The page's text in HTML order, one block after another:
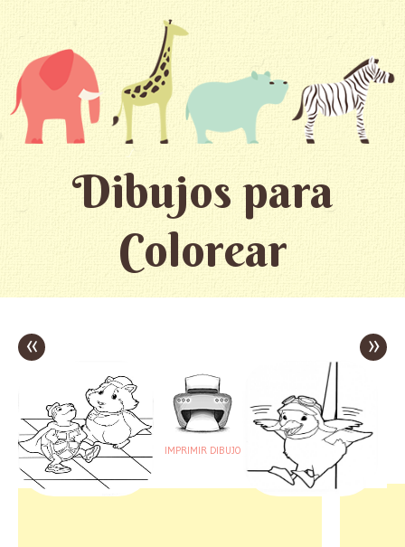
Dibujos para
Colorear
«
IMPRIMIR DIBUJO
»